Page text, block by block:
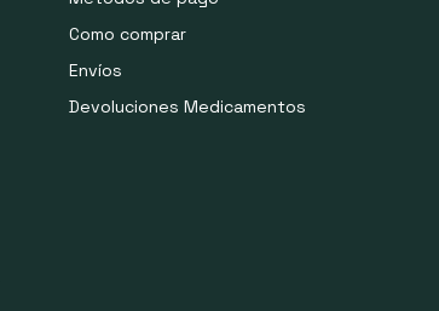
Como comprar
Envíos
Devoluciones Medicamentos